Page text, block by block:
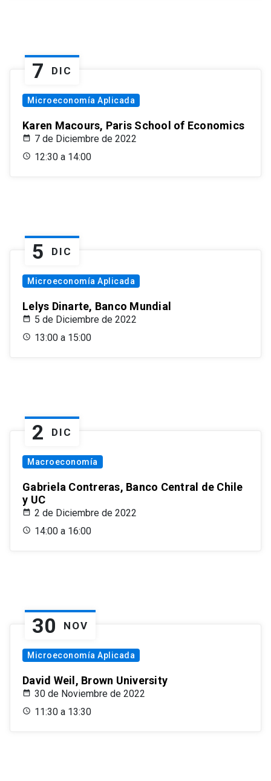
7 DIC
Microeconomía Aplicada
Karen Macours, Paris School of Economics
7 de Diciembre de 2022
12:30 a 14:00
5 DIC
Microeconomía Aplicada
Lelys Dinarte, Banco Mundial
5 de Diciembre de 2022
13:00 a 15:00
2 DIC
Macroeconomía
Gabriela Contreras, Banco Central de Chile
y UC
2 de Diciembre de 2022
14:00 a 16:00
30 NOV
Microeconomía Aplicada
David Weil, Brown University
30 de Noviembre de 2022
11:30 a 13:30